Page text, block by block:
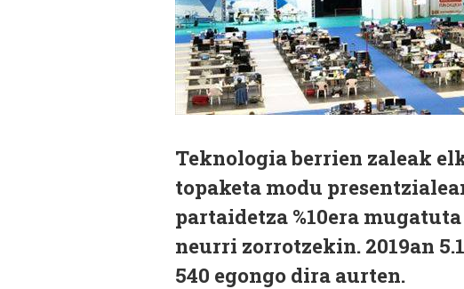
Teknologia berrien zaleak
topaketa modu
partaidetza %10era
neurri zorrotzekin. 2019an
540 egongo dira aurten.